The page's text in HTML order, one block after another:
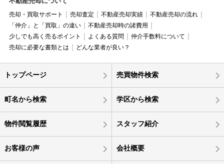
売却・買取サポート 売却査定 不動産売却実績
不動産売却の流れ
「仲介」と「買取」の違い
不動産売却時の諸費用
少しでも高く売るポイント
よくある質問
仲介手数料について
売却に必要な書類とは
どんな業者が良い？
トップページ 売買物件検索
町名から検索 学区から検索
物件閲覧履歴 スタッフ紹介
お客様の声 会社概要